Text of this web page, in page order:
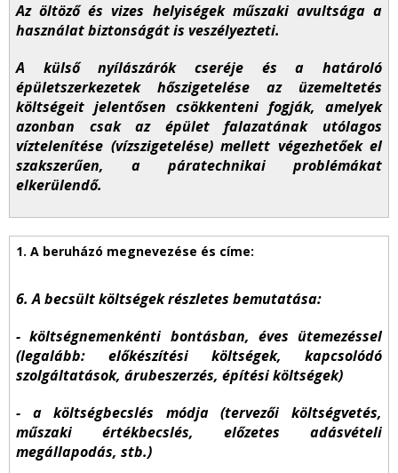
Az öltöző és vizes helyiségek műszaki avultsága a
használat biztonságát is veszélyezteti.
A külső nyílászárók cseréje és a határoló
épületszerkezetek hőszigetelése az üzemeltetés
költségeit jelentősen csökkenteni fogják, amelyek
azonban csak az épület falazatának utólagos
víztelenítése (vízszigetelése) mellett végezhetőek el
szakszerűen, a páratechnikai problémákat
elkerülendő.
6. A becsült költségek részletes bemutatása:
- költségnemenkénti bontásban, éves ütemezéssel
(legalább: előkészítési költségek, kapcsolódó
szolgáltatások, árubeszerzés, építési költségek)
- a költségbecslés módja (tervezői költségvetés,
műszaki értékbecslés, előzetes adásvételi
megállapodás, stb.)